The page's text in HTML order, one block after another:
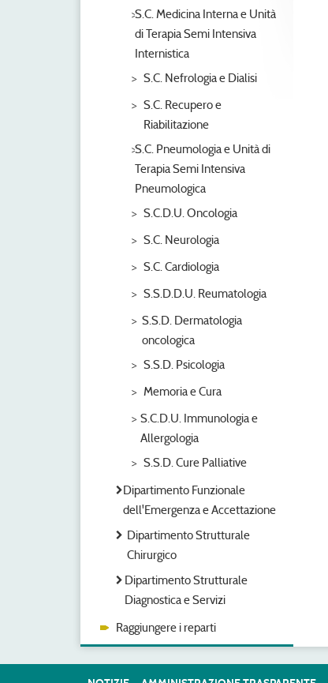
S.C. Medicina Interna e Unità
di Terapia Semi Intensiva
Internistica
S.C. Nefrologia e Dialisi
S.C. Recupero e
Riabilitazione
S.C. Pneumologia e Unità di
Terapia Semi Intensiva
Pneumologica
S.C.D.U. Oncologia
S.C. Neurologia
S.C. Cardiologia
S.S.D.D.U. Reumatologia
S.S.D. Dermatologia
oncologica
S.S.D. Psicologia
Memoria e Cura
S.C.D.U. Immunologia e
Allergologia
S.S.D. Cure Palliative
Dipartimento Funzionale
dell'Emergenza e Accettazione
Dipartimento Strutturale
Chirurgico
Dipartimento Strutturale
Diagnostica e Servizi
Raggiungere i reparti